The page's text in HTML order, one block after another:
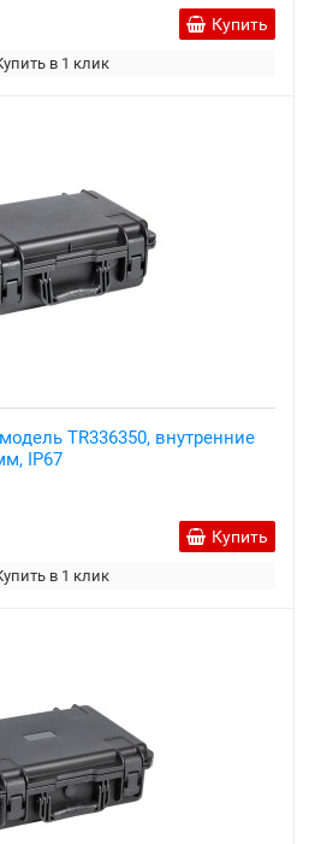
Купить
в 1 клик
TR336350, внутренние
IP67
Купить
в 1 клик